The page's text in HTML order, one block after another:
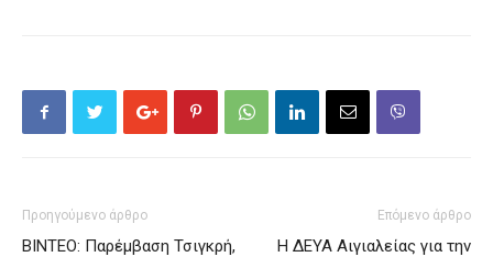
Προηγούμενο άρθρο
ΒΙΝΤΕΟ: Παρέμβαση Τσιγκρή,
Επόμενο άρθρο
Η ΔΕΥΑ Αιγιαλείας για την